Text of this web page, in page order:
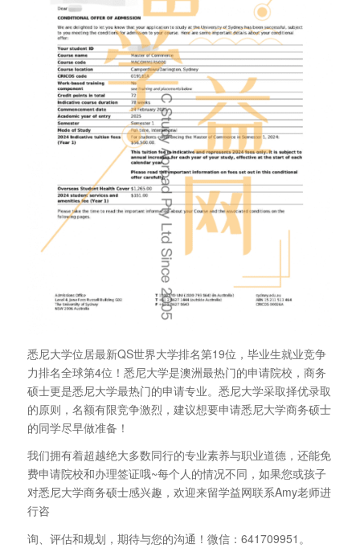
悉尼大学位居最新QS世界大学排名第19位，毕业生就业竞争
力排名全球第4位！悉尼大学是澳洲最热门的申请院校，商务
硕士更是悉尼大学最热门的申请专业。悉尼大学采取择优录取
的原则，名额有限竞争激烈，建议想要申请悉尼大学商务硕士
的同学尽早做准备！
我们拥有着超越绝大多数同行的专业素养与职业道德，还能免
费申请院校和办理签证哦~每个人的情况不同，如果您或孩子
对悉尼大学商务硕士感兴趣，欢迎来留学益网联系Amy老师进
行咨
询、评估和规划，期待与您的沟通！微信：641709951。